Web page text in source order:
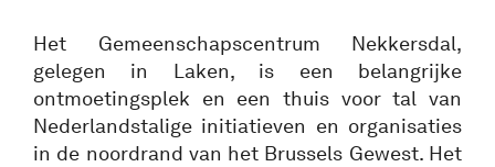
Het Gemeenschapscentrum Nekkersdal,
gelegen in Laken, is een belangrijke
ontmoetingsplek en een thuis voor tal van
Nederlandstalige initiatieven en organisaties
in de noordrand van het Brussels Gewest. Het